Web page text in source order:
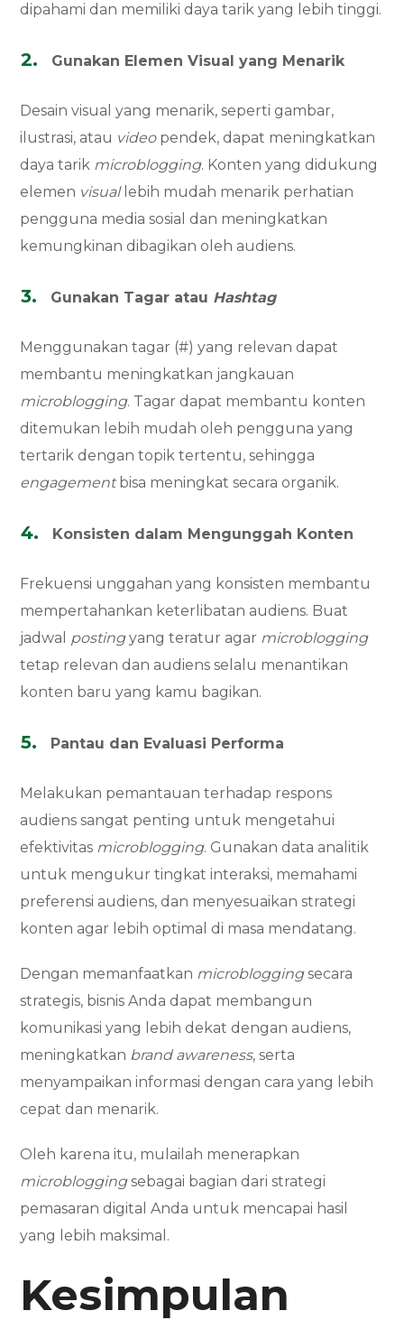
dipahami dan memiliki daya tarik yang lebih tinggi.
Gunakan Elemen Visual yang Menarik
Desain visual yang menarik, seperti gambar,
ilustrasi, atau videopendek, dapat meningkatkan
daya tarik microblogging. Konten yang didukung
elemen visuallebih mudah menarik perhatian
pengguna media sosial dan meningkatkan
kemungkinan dibagikan oleh audiens.
Gunakan Tagar atau Hashtag
Menggunakan tagar (#) yang relevan dapat
membantu meningkatkan jangkauan
microblogging. Tagar dapat membantu konten
ditemukan lebih mudah oleh pengguna yang
tertarik dengan topik tertentu, sehingga
engagementbisa meningkat secara organik.
Konsisten dalam Mengunggah Konten
Frekuensi unggahan yang konsisten membantu
mempertahankan keterlibatan audiens. Buat
jadwal postingyang teratur agar microblogging
tetap relevan dan audiens selalu menantikan
konten baru yang kamu bagikan.
Pantau dan Evaluasi Performa
Melakukan pemantauan terhadap respons
audiens sangat penting untuk mengetahui
efektivitas microblogging. Gunakan data analitik
untuk mengukur tingkat interaksi, memahami
preferensi audiens, dan menyesuaikan strategi
konten agar lebih optimal di masa mendatang.
Dengan memanfaatkan microbloggingsecara
strategis, bisnis Anda dapat membangun
komunikasi yang lebih dekat dengan audiens,
meningkatkan brand awareness, serta
menyampaikan informasi dengan cara yang lebih
cepat dan menarik.
Oleh karena itu, mulailah menerapkan
microbloggingsebagai bagian dari strategi
pemasaran digital Anda untuk mencapai hasil
yang lebih maksimal.
Kesimpulan